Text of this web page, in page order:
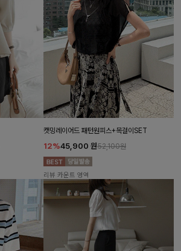
캣밍레이어드 패턴원피스+목걸이SET
12%45,900 원52,100원
리뷰 카운트 영역